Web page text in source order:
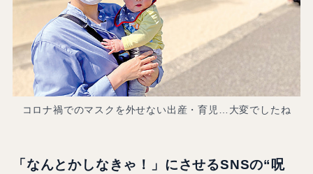
コロナ禍でのマスクを外せない出産・育児…大変でしたね
「なんとかしなきゃ！」にさせるSNSの“呪